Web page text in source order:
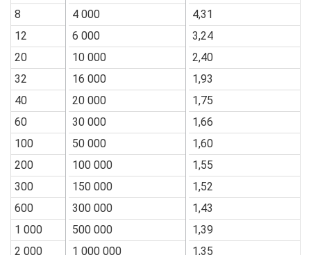
8
12
20
32
40
60
100
200
300
600
1 000
2 000
4 000
6 000
10 000
16 000
20 000
30 000
50 000
100 000
150 000
300 000
500 000
1 000 000
4,31
3,24
2,40
1,93
1,75
1,66
1,60
1,55
1,52
1,43
1,39
1,35